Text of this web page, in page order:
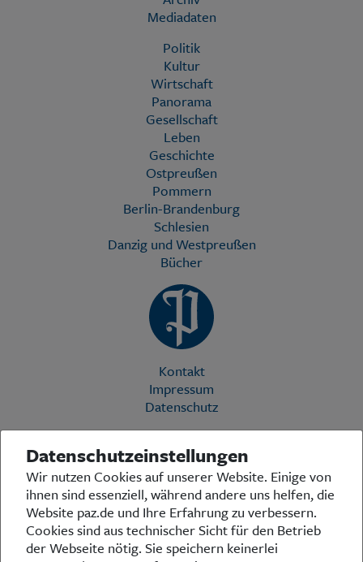
Mediadaten
Politik
Kultur
Wirtschaft
Panorama
Gesellschaft
Leben
Geschichte
Ostpreußen
Pommern
Berlin-Brandenburg
Schlesien
Danzig und Westpreußen
Bücher
Kontakt
Impressum
Datenschutz
Die Preußische Allgemeine Zeitung (PAZ) ist eine einzigartige Stimme
in der deutschen Medienlandschaft. Woche für Woche berichtet sie
über das aktuelle Zeitgeschehen in Politik, Kultur und Wirtschaft und
bezieht zu den grundlegenden Entwicklungen unserer Gesellschaft
Stellung. In ihrer Arbeit fühlt sich die Redaktion dem traditionellen
preußischen Wertekanon verpflichtet: Das alte Preußen stand und
steht für religiöse und weltanschauliche Toleranz, für Heimatliebe
Datenschutzeinstellungen
Wir nutzen Cookies auf unserer Website. Einige von
ihnen sind essenziell, während andere uns helfen, die
Website paz.de und Ihre Erfahrung zu verbessern.
Cookies sind aus technischer Sicht für den Betrieb
der Webseite nötig. Sie speichern keinerlei